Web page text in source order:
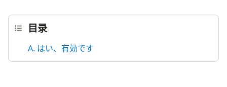
目录
A. はい、有効です